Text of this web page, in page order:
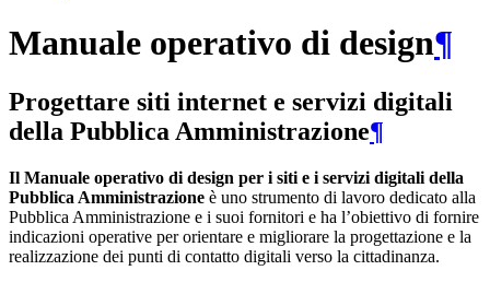
Manuale operativo di design¶
Progettare siti internet e servizi digitali
della Pubblica Amministrazione¶
Il Manuale operativo di design per i siti e i servizi digitali della
Pubblica Amministrazione è uno strumento di lavoro dedicato alla
Pubblica Amministrazione e i suoi fornitori e ha l’obiettivo di fornire
indicazioni operative per orientare e migliorare la progettazione e la
realizzazione dei punti di contatto digitali verso la cittadinanza.